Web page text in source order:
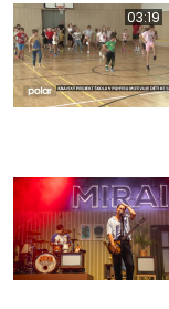
03:19